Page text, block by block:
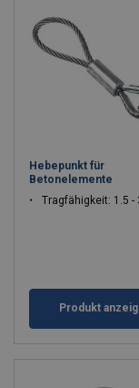
Hebepunkt für
Betonelemente
Tragfähigkeit: 1.5 -
Produkt